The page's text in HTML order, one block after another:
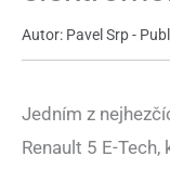
Autor: Pavel Srp -
Jedním z
Renault 5 E-